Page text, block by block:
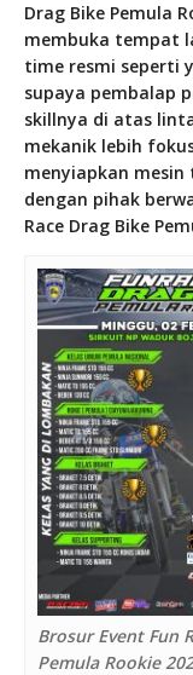
Drag Bike Pemula
membuka tempat
time resmi seperti
supaya pembalap
skillnya di atas
mekanik lebih
menyiapkan
dengan pihak
Race Drag Bike
Brosur Event Fun
Pemula Rookie